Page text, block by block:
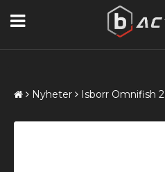
Nyheter Isborr Omnifish